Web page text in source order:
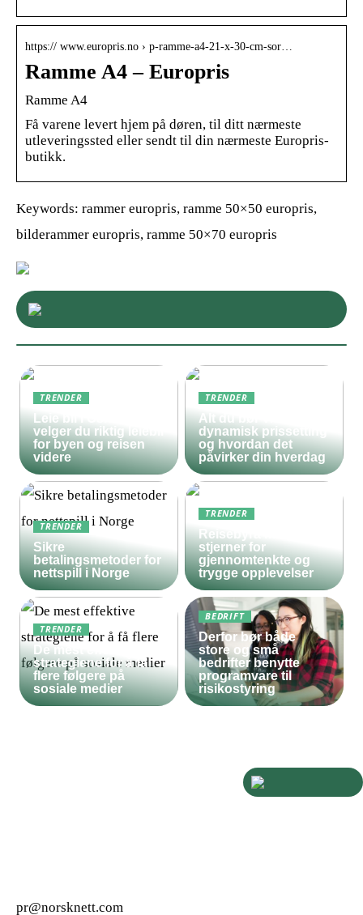
https:// www.europris.no › p-ramme-a4-21-x-30-cm-sor…
Ramme A4 – Europris
Ramme A4
Få varene levert hjem på døren, til ditt nærmeste
utleveringssted eller sendt til din nærmeste Europris-
butikk.
Keywords: rammer europris, ramme 50×50 europris,
bilderammer europris, ramme 50×70 europris
TRENDER
Leie bil i Oslo – slik
velger du riktig leiebil
for byen og reisen
videre
TRENDER
Alt du bør vite om
dynamisk prissetting
og hvordan det
påvirker din hverdag
TRENDER
Sikre
betalingsmetoder for
nettspill i Norge
TRENDER
Reisebyrå med 5
stjerner for
gjennomtenkte og
trygge opplevelser
TRENDER
De mest effektive
strategiene for å få
flere følgere på
sosiale medier
BEDRIFT
Derfor bør både
store og små
bedrifter benytte
programvare til
risikostyring
pr@norsknett.com